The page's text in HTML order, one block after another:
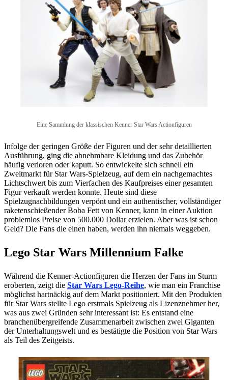
Eine Sammlung der klassischen Kenner Star Wars Actionfiguren
Infolge der geringen Größe der Figuren und der sehr detaillierten
Ausführung, ging die abnehmbare Kleidung und das Zubehör
häufig verloren oder kaputt. So entwickelte sich schnell ein
Zweitmarkt für Star Wars-Spielzeug, auf dem ein nachgemachtes
Lichtschwert bis zum Vierfachen des Kaufpreises einer gesamten
Figur verkauft werden konnte. Heute sind diese
Spielzugnachbildungen verpönt und ein authentischer, vollständiger
raketenschießender Boba Fett von Kenner, kann in einer Auktion
problemlos Preise von 500.000 Dollar erzielen. Aber was ist schon
Geld? Die Fans die einen haben, werden ihn niemals weggeben.
Lego Star Wars Millennium Falke
Während die Kenner-Actionfiguren die Herzen der Fans im Sturm
eroberten, zeigt die Star Wars Lego-Reihe, wie man ein Franchise
möglichst hartnäckig auf dem Markt positioniert. Mit den Produkten
für Star Wars stellte Lego erstmals Spielzeug als Lizenznehmer her,
was aus zwei Gründen sehr interessant ist: Es entstand eine
branchenübergreifende Zusammenarbeit zwischen zwei Giganten
der Unterhaltungswelt und es bestätigte die Position von Star Wars
als Teil des Zeitgeists.